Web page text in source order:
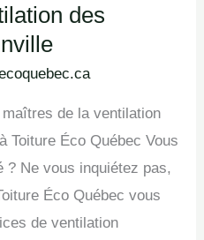
des
de la ventilation
Toiture Éco Québec Vous
? Ne vous inquiétez pas,
Éco Québec vous
de ventilation